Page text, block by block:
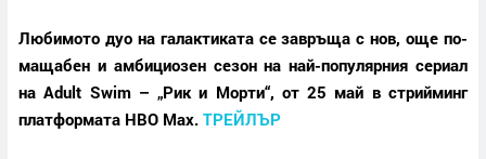
Любимото дуо на галактиката се завръща с нов, още по-
мащабен и амбициозен сезон на най-популярния сериал
на Adult Swim – „Рик и Морти“, от 25 май в стрийминг
платформата HBO Max. ТРЕЙЛЪР